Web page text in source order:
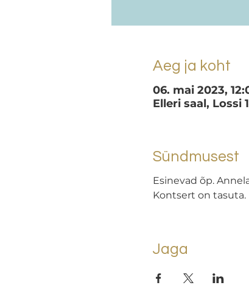
Aeg ja koht
06. mai 2023,
Elleri saal, Lossi
Sündmusest
Esinevad õp.
Kontsert on tasuta.
Jaga